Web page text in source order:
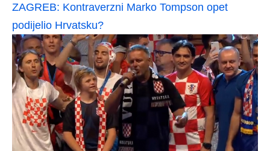
ZAGREB: Kontraverzni Marko Tompson opet
podijelio Hrvatsku?